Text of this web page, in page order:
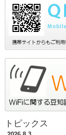
トピックス